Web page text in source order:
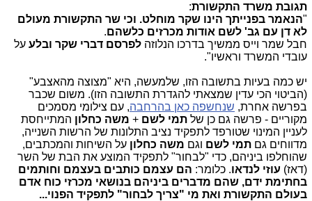
תגובת משרד התקשורת:
"הנאמר בפנייתך הינו שקר מוחלט. וכי שר התקשורת מעולם
לא דן עם גב' לשם אודות מכרזים כלשהם.
חבל שמר וייס ממשיך בדרכו הנלוזה לפרסם דברי שקר ובלע על
עובדי המשרד וראשיו".
יש כמה בעיות בתשובה הזו, שלמעשה, היא "מצוצה מהאצבע"
(הביטוי הכי עדין שמצאתי להגדרת התשובה הזו). משום שכבר
בפרשה אחרת, שנחשפה כאן בהרחבה, עם צילומי מסמכים
מקוריים - פרשה גם כן של תמי לשם + משה כחלון המתייחסת
לעניין המינוי שטורפד לתפקיד נציב התלונות של הרשות השנייה,
מדווחים גם תמי לשם וגם משה כחלון על השיחות והמכתבים,
שהוחלפו ביניהם, כדי "לבחור" לתפקיד המוצע את הבת של השר
(דאז) עוזי לנדאו. כלומר: הם עצמם כותבים בעצמם וחותמים
בחתימת ידם, שהם מדברים ביניהם בנושאי מכרזי כוח אדם
בעולם התקשורת ואת מי "צריך לבחור" לתפקיד הפנוי...